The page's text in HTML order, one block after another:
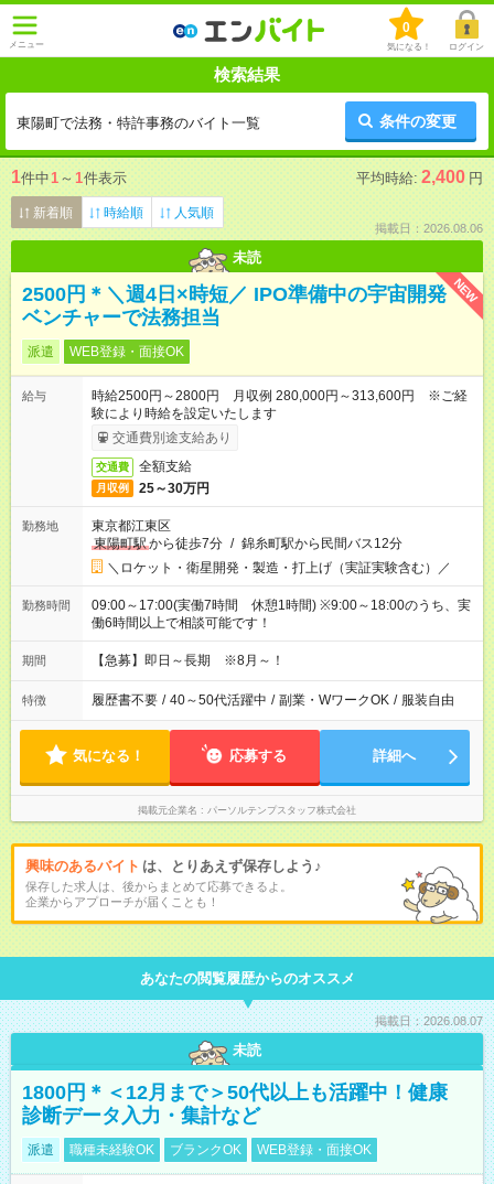
メニュー
0
気になる！ ログイン
検索結果
東陽町で法務・特許事務のバイト一覧 条件の変更
1件中1 ～ 1件表示 平均時給: 2,400 円
新着順 時給順 人気順
掲載日：2026.08.06
未読
NEW
2500円＊＼週4日×時短／ IPO準備中の宇宙開発
ベンチャーで法務担当
派遣 WEB登録・面接OK
給与
時給2500円～2800円 月収例 280,000円～313,600円 ※ご経
験により時給を設定いたします
交通費別途支給あり
交通費 全額支給
月収例 25～30万円
勤務地
東京都江東区
東陽町駅から徒歩7分 / 錦糸町駅から民間バス12分
＼ロケット・衛星開発・製造・打上げ（実証実験含む）／
勤務時間
09:00～17:00(実働7時間 休憩1時間) ※9:00～18:00のうち、実
働6時間以上で相談可能です！
期間 【急募】即日～長期 ※8月～！
特徴 履歴書不要 / 40～50代活躍中 / 副業・WワークOK / 服装自由
気になる！ 応募する 詳細へ
掲載元企業名 パーソルテンプスタッフ株式会社
興味のあるバイト は、とりあえず保存しよう♪
保存した求人は、後からまとめて応募できるよ。
企業からアプローチが届くことも！
あなたの閲覧履歴からのオススメ
掲載日：2026.08.07
未読
1800円＊＜12月まで＞50代以上も活躍中！健康
診断データ入力・集計など
派遣 職種未経験OK ブランクOK WEB登録・面接OK